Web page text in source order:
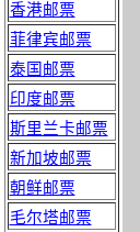
香港邮票
菲律宾邮票
泰国邮票
印度邮票
斯里兰卡邮票
新加坡邮票
朝鲜邮票
毛尔塔邮票